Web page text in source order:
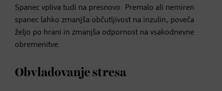
Spanec vpliva tudi na presnovo. Premalo ali nemiren
spanec lahko zmanjša občutljivost na inzulin, poveča
željo po hrani in zmanjša odpornost na vsakodnevne
obremenitve.
Obvladovanje stresa